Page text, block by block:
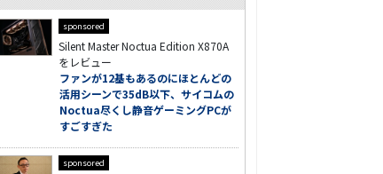
sponsored
Silent Master Noctua Edition X870A
をレビュー
ファンが12基もあるのにほとんどの
活用シーンで35dB以下、サイコムの
Noctua尽くし静音ゲーミングPCが
すごすぎた
sponsored